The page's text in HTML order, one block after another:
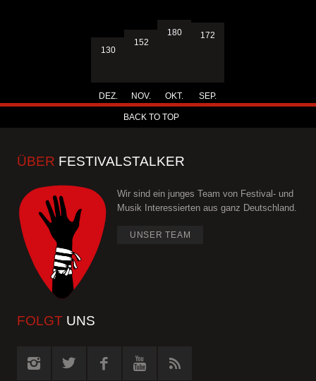
130
DEZ.
152
NOV.
180
OKT.
172
SEP.
BACK TO TOP
ÜBER FESTIVALSTALKER
Wir sind ein junges Team von Festival- und
Musik Interessierten aus ganz Deutschland.
UNSER TEAM
FOLGT UNS